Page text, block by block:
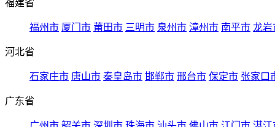
福建省
福州市 厦门市 莆田市 三明市 泉州市 漳州市 南平市 龙岩
河北省
石家庄市 唐山市 秦皇岛市 邯郸市 邢台市 保定市 张家口
广东省